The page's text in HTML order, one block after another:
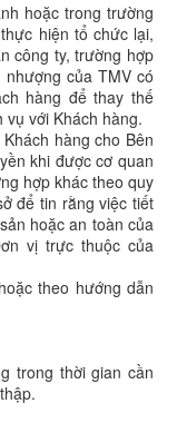
hoặc trong trường
hiện tổ chức lại,
công ty, trường hợp
của TMV có
hàng để thay thế
với Khách hàng.
hàng cho Bên
khi được cơ quan
hợp khác theo quy
để tin rằng việc tiết
hoặc an toàn của
vị trực thuộc của
theo hướng dẫn
trong thời gian cần